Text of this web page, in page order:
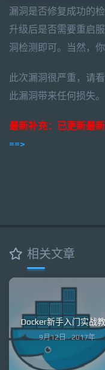
漏洞是否修复成功的
升级后是否需要重启
洞检测即可。当然，
此次漏洞很严重，请
此漏洞带来任何损失。
最新补充：已更新最
==>
相关文章
Docker新手入门实战
9月12日 · 2017年